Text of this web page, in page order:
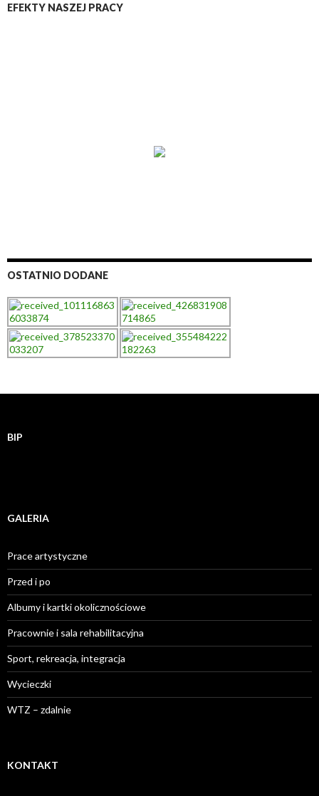
EFEKTY NASZEJ PRACY
OSTATNIO DODANE
BIP
GALERIA
Prace artystyczne
Przed i po
Albumy i kartki okolicznościowe
Pracownie i sala rehabilitacyjna
Sport, rekreacja, integracja
Wycieczki
WTZ – zdalnie
KONTAKT